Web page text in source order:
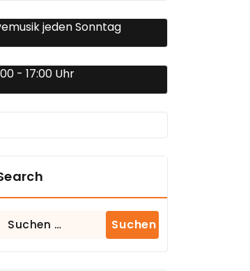
jeden Sonntag
- 17:00 Uhr
Suchen